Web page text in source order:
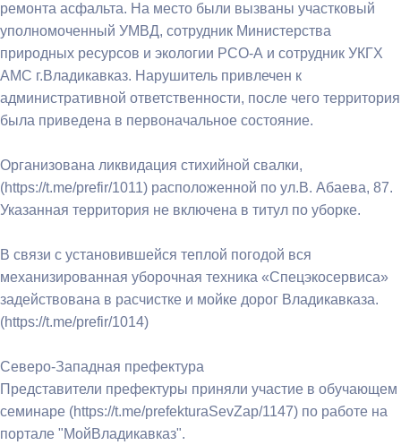
ремонта асфальта. На место были вызваны участковый
уполномоченный УМВД, сотрудник Министерства
природных ресурсов и экологии РСО-А и сотрудник УКГХ
АМС г.Владикавказ. Нарушитель привлечен к
административной ответственности, после чего территория
была приведена в первоначальное состояние.
Организована ликвидация стихийной свалки,
(https://t.me/prefir/1011) расположенной по ул.В. Абаева, 87.
Указанная территория не включена в титул по уборке.
В связи с установившейся теплой погодой вся
механизированная уборочная техника «Спецэкосервиса»
задействована в расчистке и мойке дорог Владикавказа.
(https://t.me/prefir/1014)
Северо-Западная префектура
Представители префектуры приняли участие в обучающем
семинаре (https://t.me/prefekturaSevZap/1147) по работе на
портале "МойВладикавказ".